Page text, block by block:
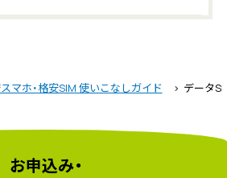
マホ・格安SIM 使いこなしガイド データ
お申込み・